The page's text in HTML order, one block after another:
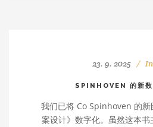
23. 9. 2025 In
SPINHOVEN 的新数
我们已将 Co Spinhoven 的新
案设计》数字化。虽然这本